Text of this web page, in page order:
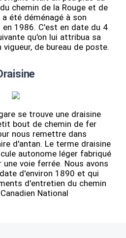
chemin de la Rouge et de
été déménagé à son
1986. C'est en date du 4
qu'on lui attribua sa
de bureau de poste.
se trouve une draisine
bout de chemin de fer
nous remettre dans
d'antan. Le terme draisine
autonome léger fabriqué
voie ferrée. Nous avons
d'environ 1890 et qui
d'entretien du chemin
National